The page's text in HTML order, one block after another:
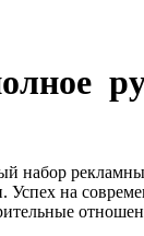
набор
на